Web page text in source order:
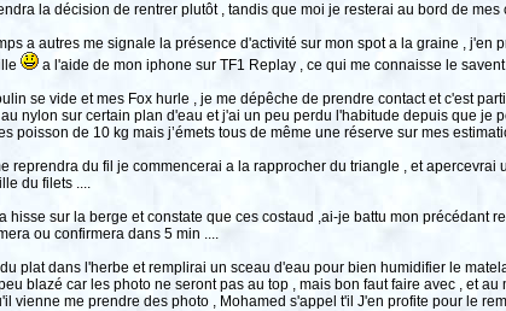
la décision de rentrer plutôt , tandis que moi je resterai au bord de
a autres me signale la présence d'activité sur mon spot a la graine , j'en
a l'aide de mon iphone sur TF1 Replay , ce qui me connaisse le
se vide et mes Fox hurle , je me dépêche de prendre contact et c'est
nylon sur certain plan d'eau et j'ai un peu perdu l'habitude depuis que je
poisson de 10 kg mais j’émets tous de même une réserve sur mes
reprendra du fil je commencerai a la rapprocher du triangle , et apercevrai
du filets ....
hisse sur la berge et constate que ces costaud ,ai-je battu mon précédant
ou confirmera dans 5 min ....
plat dans l'herbe et remplirai un sceau d'eau pour bien humidifier le
blazé car les photo ne seront pas au top , mais bon faut faire avec , et
vienne me prendre des photo , Mohamed s'appel t'il J'en profite pour le